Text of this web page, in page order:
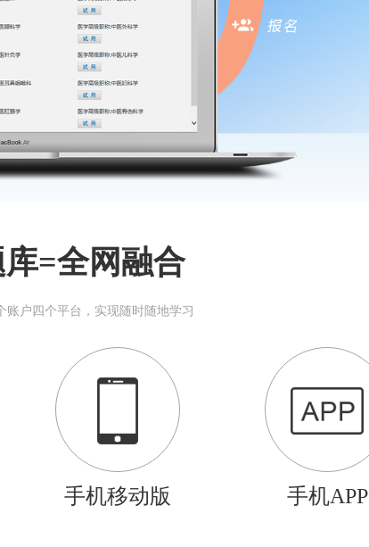
=全网融合
账户四个平台，实现随时随地学习
手机移动版 手机APP